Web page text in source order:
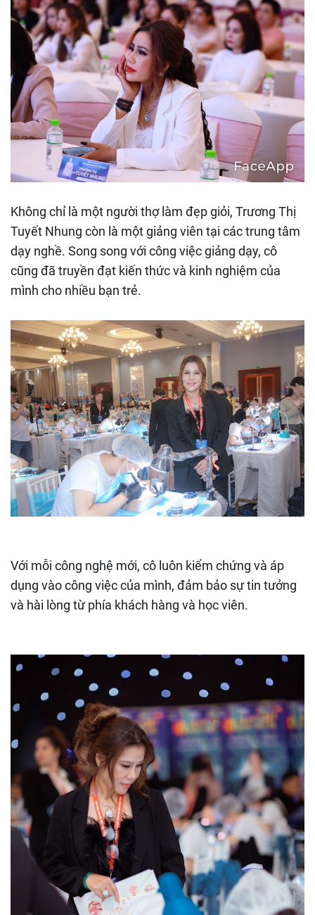
Không chỉ là một người thợ làm đẹp giỏi, Trương Thị
Tuyết Nhung còn là một giảng viên tại các trung tâm
dạy nghề. Song song với công việc giảng dạy, cô
cũng đã truyền đạt kiến thức và kinh nghiệm của
mình cho nhiều bạn trẻ.
Với mỗi công nghệ mới, cô luôn kiểm chứng và áp
dụng vào công việc của mình, đảm bảo sự tin tưởng
và hài lòng từ phía khách hàng và học viên.